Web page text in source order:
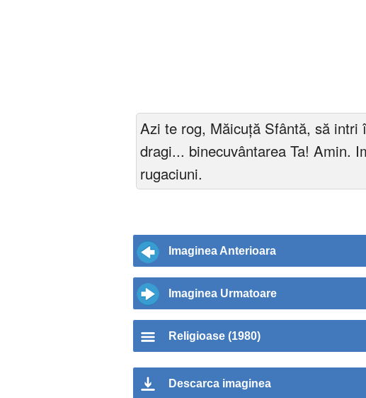
Azi te rog, Măicuță Sfântă, să intri
dragi... binecuvântarea Ta! Amin.
rugaciuni.
Imaginea Anterioara
Imaginea Urmatoare
Religioase (1980)
Descarca imaginea